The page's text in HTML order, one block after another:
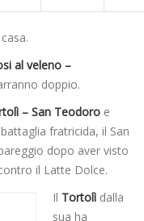
al veleno –
doppio.
– San Teodoro e
fratricida, il San
dopo aver visto
il Latte Dolce.
Il Tortolì dalla
sua ha